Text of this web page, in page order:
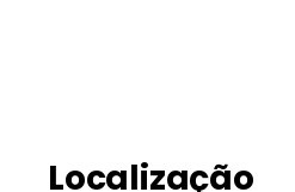
Localização